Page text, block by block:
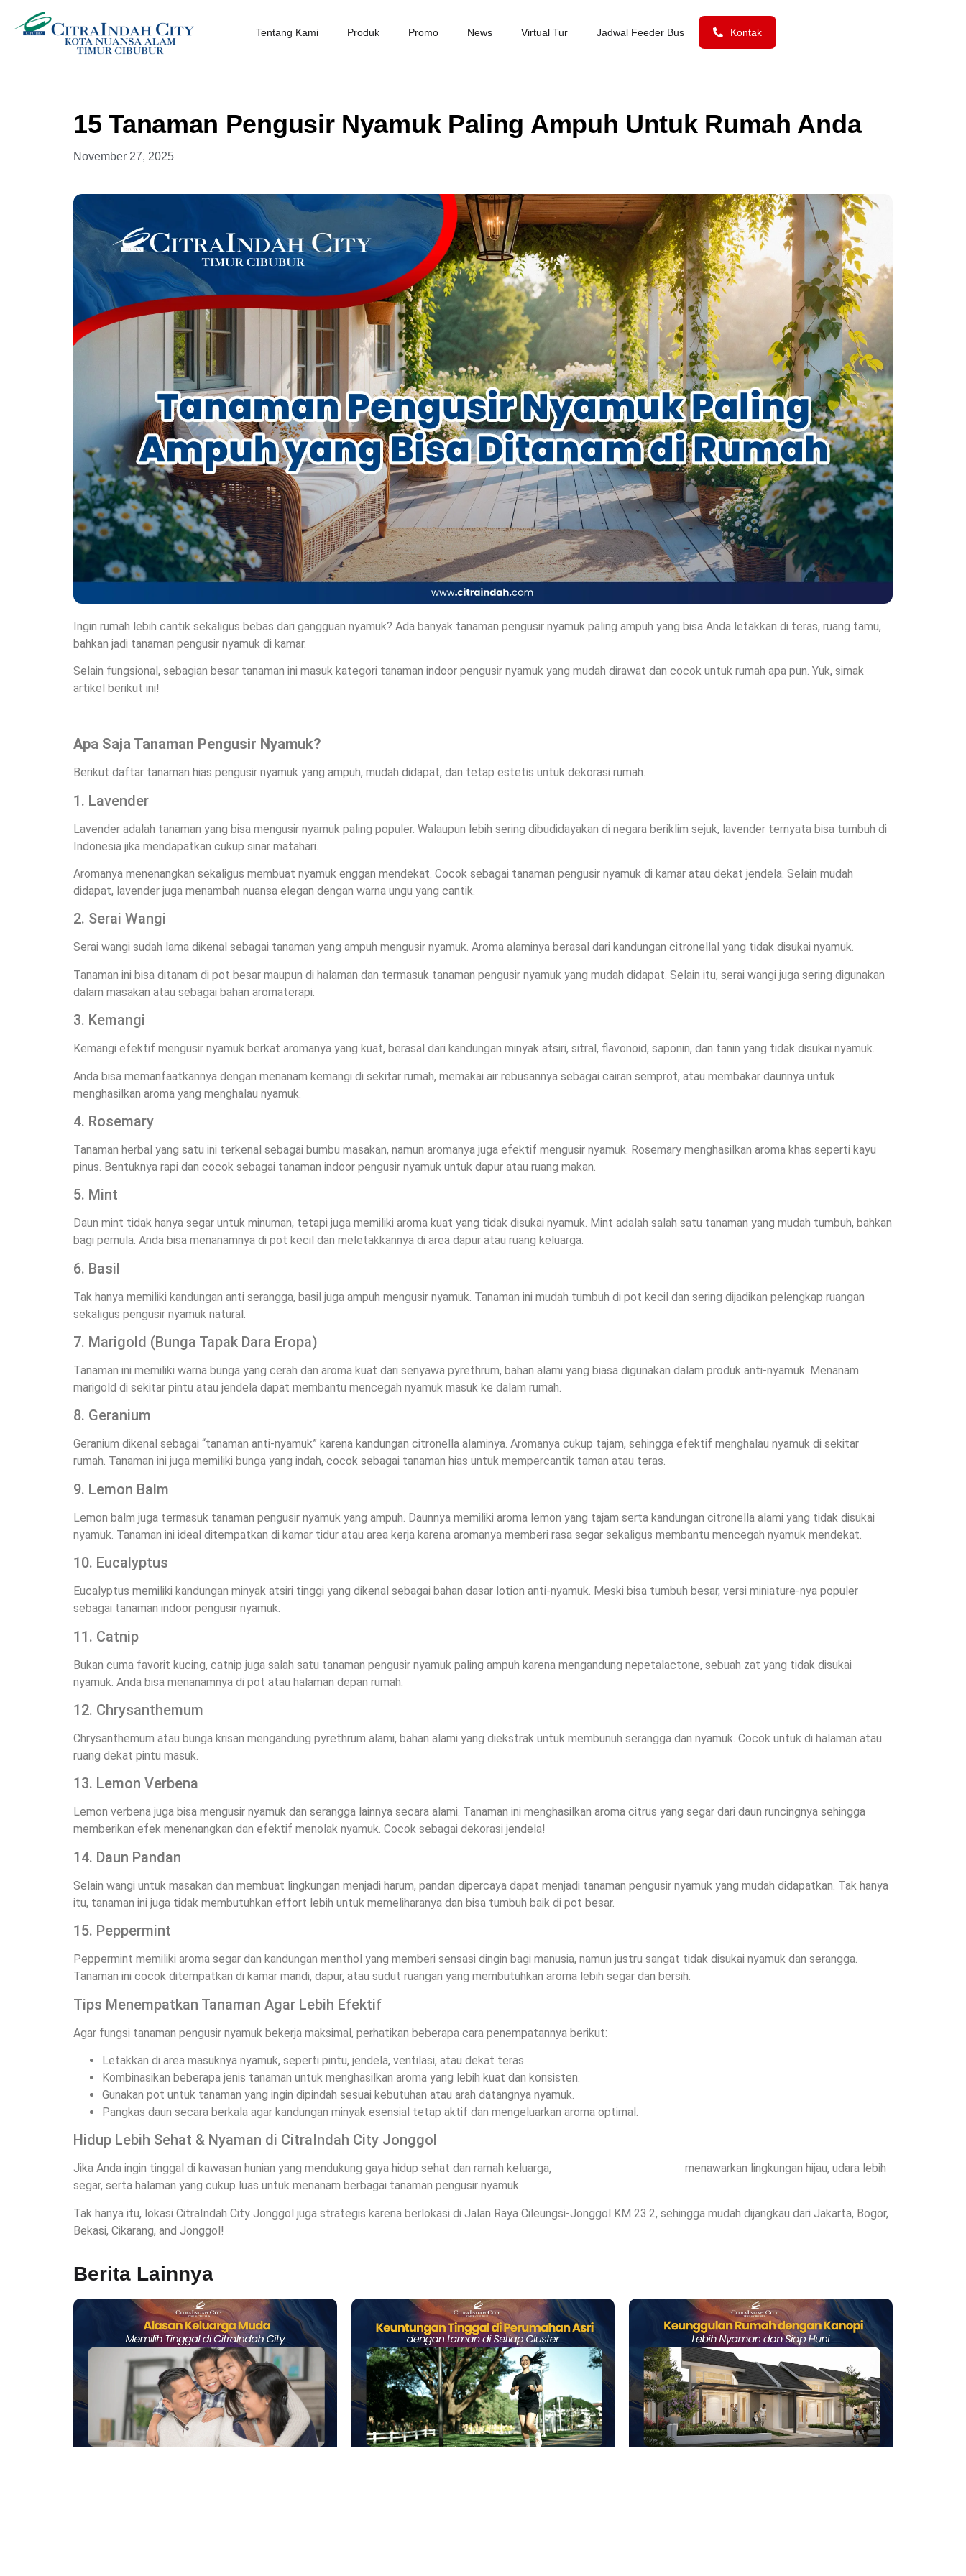
Tentang Kami Produk Promo News Virtual Tur Jadwal Feeder Bus Kontak
15 Tanaman Pengusir Nyamuk Paling Ampuh Untuk Rumah Anda
November 27, 2025
Ingin rumah lebih cantik sekaligus bebas dari gangguan nyamuk? Ada banyak tanaman pengusir nyamuk paling ampuh yang bisa Anda letakkan di teras, ruang tamu,
bahkan jadi tanaman pengusir nyamuk di kamar.
Selain fungsional, sebagian besar tanaman ini masuk kategori tanaman indoor pengusir nyamuk yang mudah dirawat dan cocok untuk rumah apa pun. Yuk, simak
artikel berikut ini!
Apa Saja Tanaman Pengusir Nyamuk?
Berikut daftar tanaman hias pengusir nyamuk yang ampuh, mudah didapat, dan tetap estetis untuk dekorasi rumah.
1. Lavender
Lavender adalah tanaman yang bisa mengusir nyamuk paling populer. Walaupun lebih sering dibudidayakan di negara beriklim sejuk, lavender ternyata bisa tumbuh di
Indonesia jika mendapatkan cukup sinar matahari.
Aromanya menenangkan sekaligus membuat nyamuk enggan mendekat. Cocok sebagai tanaman pengusir nyamuk di kamar atau dekat jendela. Selain mudah
didapat, lavender juga menambah nuansa elegan dengan warna ungu yang cantik.
2. Serai Wangi
Serai wangi sudah lama dikenal sebagai tanaman yang ampuh mengusir nyamuk. Aroma alaminya berasal dari kandungan citronellal yang tidak disukai nyamuk.
Tanaman ini bisa ditanam di pot besar maupun di halaman dan termasuk tanaman pengusir nyamuk yang mudah didapat. Selain itu, serai wangi juga sering digunakan
dalam masakan atau sebagai bahan aromaterapi.
3. Kemangi
Kemangi efektif mengusir nyamuk berkat aromanya yang kuat, berasal dari kandungan minyak atsiri, sitral, flavonoid, saponin, dan tanin yang tidak disukai nyamuk.
Anda bisa memanfaatkannya dengan menanam kemangi di sekitar rumah, memakai air rebusannya sebagai cairan semprot, atau membakar daunnya untuk
menghasilkan aroma yang menghalau nyamuk.
4. Rosemary
Tanaman herbal yang satu ini terkenal sebagai bumbu masakan, namun aromanya juga efektif mengusir nyamuk. Rosemary menghasilkan aroma khas seperti kayu
pinus. Bentuknya rapi dan cocok sebagai tanaman indoor pengusir nyamuk untuk dapur atau ruang makan.
5. Mint
Daun mint tidak hanya segar untuk minuman, tetapi juga memiliki aroma kuat yang tidak disukai nyamuk. Mint adalah salah satu tanaman yang mudah tumbuh, bahkan
bagi pemula. Anda bisa menanamnya di pot kecil dan meletakkannya di area dapur atau ruang keluarga.
6. Basil
Tak hanya memiliki kandungan anti serangga, basil juga ampuh mengusir nyamuk. Tanaman ini mudah tumbuh di pot kecil dan sering dijadikan pelengkap ruangan
sekaligus pengusir nyamuk natural.
7. Marigold (Bunga Tapak Dara Eropa)
Tanaman ini memiliki warna bunga yang cerah dan aroma kuat dari senyawa pyrethrum, bahan alami yang biasa digunakan dalam produk anti-nyamuk. Menanam
marigold di sekitar pintu atau jendela dapat membantu mencegah nyamuk masuk ke dalam rumah.
8. Geranium
Geranium dikenal sebagai “tanaman anti-nyamuk” karena kandungan citronella alaminya. Aromanya cukup tajam, sehingga efektif menghalau nyamuk di sekitar
rumah. Tanaman ini juga memiliki bunga yang indah, cocok sebagai tanaman hias untuk mempercantik taman atau teras.
9. Lemon Balm
Lemon balm juga termasuk tanaman pengusir nyamuk yang ampuh. Daunnya memiliki aroma lemon yang tajam serta kandungan citronella alami yang tidak disukai
nyamuk. Tanaman ini ideal ditempatkan di kamar tidur atau area kerja karena aromanya memberi rasa segar sekaligus membantu mencegah nyamuk mendekat.
10. Eucalyptus
Eucalyptus memiliki kandungan minyak atsiri tinggi yang dikenal sebagai bahan dasar lotion anti-nyamuk. Meski bisa tumbuh besar, versi miniature-nya populer
sebagai tanaman indoor pengusir nyamuk.
11. Catnip
Bukan cuma favorit kucing, catnip juga salah satu tanaman pengusir nyamuk paling ampuh karena mengandung nepetalactone, sebuah zat yang tidak disukai
nyamuk. Anda bisa menanamnya di pot atau halaman depan rumah.
12. Chrysanthemum
Chrysanthemum atau bunga krisan mengandung pyrethrum alami, bahan alami yang diekstrak untuk membunuh serangga dan nyamuk. Cocok untuk di halaman atau
ruang dekat pintu masuk.
13. Lemon Verbena
Lemon verbena juga bisa mengusir nyamuk dan serangga lainnya secara alami. Tanaman ini menghasilkan aroma citrus yang segar dari daun runcingnya sehingga
memberikan efek menenangkan dan efektif menolak nyamuk. Cocok sebagai dekorasi jendela!
14. Daun Pandan
Selain wangi untuk masakan dan membuat lingkungan menjadi harum, pandan dipercaya dapat menjadi tanaman pengusir nyamuk yang mudah didapatkan. Tak hanya
itu, tanaman ini juga tidak membutuhkan effort lebih untuk memeliharanya dan bisa tumbuh baik di pot besar.
15. Peppermint
Peppermint memiliki aroma segar dan kandungan menthol yang memberi sensasi dingin bagi manusia, namun justru sangat tidak disukai nyamuk dan serangga.
Tanaman ini cocok ditempatkan di kamar mandi, dapur, atau sudut ruangan yang membutuhkan aroma lebih segar dan bersih.
Tips Menempatkan Tanaman Agar Lebih Efektif
Agar fungsi tanaman pengusir nyamuk bekerja maksimal, perhatikan beberapa cara penempatannya berikut:
Letakkan di area masuknya nyamuk, seperti pintu, jendela, ventilasi, atau dekat teras.
Kombinasikan beberapa jenis tanaman untuk menghasilkan aroma yang lebih kuat dan konsisten.
Gunakan pot untuk tanaman yang ingin dipindah sesuai kebutuhan atau arah datangnya nyamuk.
Pangkas daun secara berkala agar kandungan minyak esensial tetap aktif dan mengeluarkan aroma optimal.
Hidup Lebih Sehat & Nyaman di CitraIndah City Jonggol
Jika Anda ingin tinggal di kawasan hunian yang mendukung gaya hidup sehat dan ramah keluarga,
menawarkan lingkungan hijau, udara lebih
segar, serta halaman yang cukup luas untuk menanam berbagai tanaman pengusir nyamuk.
Tak hanya itu, lokasi CitraIndah City Jonggol juga strategis karena berlokasi di Jalan Raya Cileungsi-Jonggol KM 23.2, sehingga mudah dijangkau dari Jakarta, Bogor,
Bekasi, Cikarang, and Jonggol!
Berita Lainnya